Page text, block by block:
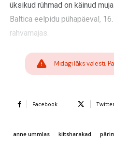
üksikud rühmad on käinud
Baltica eelpidu pühapäeval,
rahvamajas.
Midagi läks valesti.
Facebook
anne ummlas kiitsharakad